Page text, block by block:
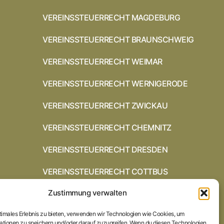
Zustimmung verwalten
Erlebnis zu bieten, verwenden wir Technologien wie Cookies, um
VEREINSSTEUERRECHT MAGDEBURG
VEREINSSTEUERRECHT BRAUNSCHWEIG
VEREINSSTEUERRECHT WEIMAR
VEREINSSTEUERRECHT WERNIGERODE
VEREINSSTEUERRECHT ZWICKAU
VEREINSSTEUERRECHT CHEMNITZ
VEREINSSTEUERRECHT DRESDEN
VEREINSSTEUERRECHT COTTBUS
VEREINSSTEUERRECHT IN